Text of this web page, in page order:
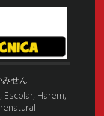
みせん
Escolar, Harem,